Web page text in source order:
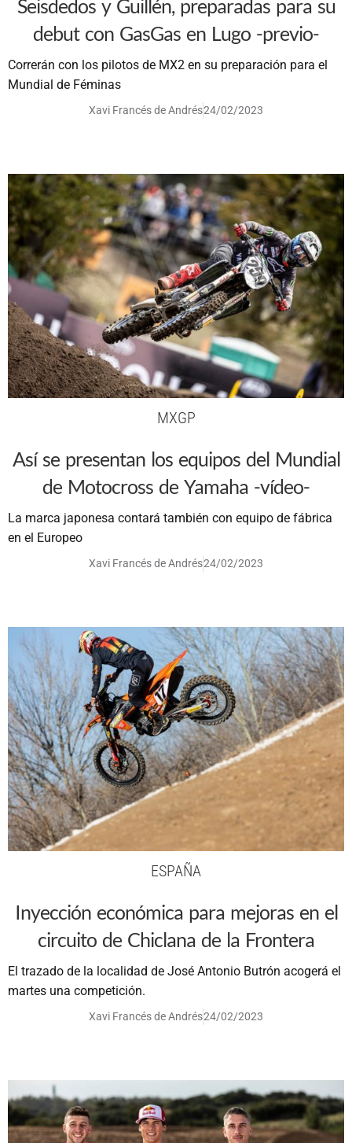
Seisdedos y Guillén, preparadas para su
debut con GasGas en Lugo -previo-
Correrán con los pilotos de MX2 en su preparación para el
Mundial de Féminas
Xavi Francés de Andrés24/02/2023
MXGP
Así se presentan los equipos del Mundial
de Motocross de Yamaha -vídeo-
La marca japonesa contará también con equipo de fábrica
en el Europeo
Xavi Francés de Andrés24/02/2023
ESPAÑA
Inyección económica para mejoras en el
circuito de Chiclana de la Frontera
El trazado de la localidad de José Antonio Butrón acogerá el
martes una competición.
Xavi Francés de Andrés24/02/2023